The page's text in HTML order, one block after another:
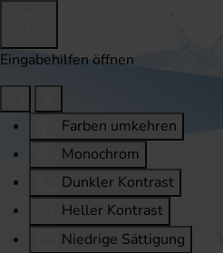
Eingabehilfen öffnen
Farben umkehren
Monochrom
Dunkler Kontrast
Heller Kontrast
Niedrige Sättigung